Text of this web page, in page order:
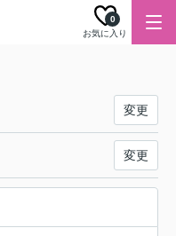
お気に入り
0
変更
変更